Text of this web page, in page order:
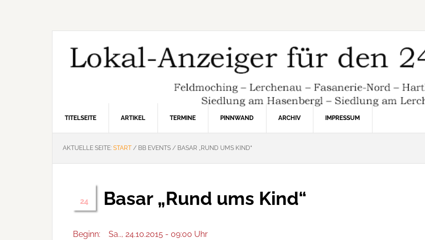
TITELSEITE ARTIKEL TERMINE PINNWAND ARCHIV IMPRESSUM
AKTUELLE SEITE: START / BB EVENTS / BASAR „RUND UMS KIND“
24 Basar „Rund ums Kind“
Beginn:
Sa.., 24.10.2015 - 09:00 Uhr